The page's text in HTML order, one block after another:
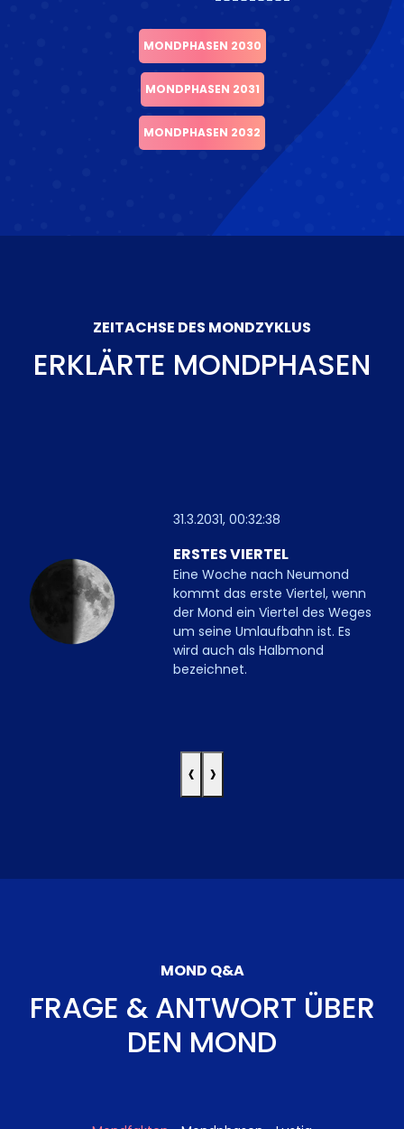
MONDPHASEN 2030
MONDPHASEN 2031
MONDPHASEN 2032
ZEITACHSE DES MONDZYKLUS
ERKLÄRTE MONDPHASEN
31.3.2031, 00:32:38
ERSTES VIERTEL
Eine Woche nach Neumond
kommt das erste Viertel, wenn
der Mond ein Viertel des Weges
um seine Umlaufbahn ist. Es
wird auch als Halbmond
bezeichnet.
‹ ›
MOND Q&A
FRAGE & ANTWORT ÜBER
DEN MOND